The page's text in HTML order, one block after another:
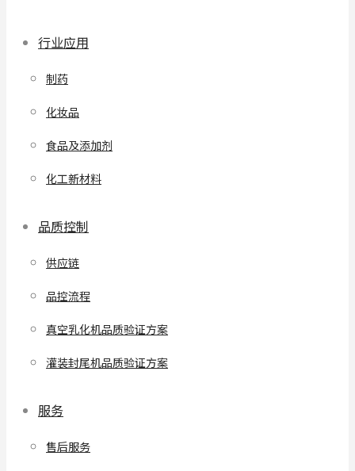
行业应用
制药
化妆品
食品及添加剂
化工新材料
品质控制
供应链
品控流程
真空乳化机品质验证方案
灌装封尾机品质验证方案
服务
售后服务